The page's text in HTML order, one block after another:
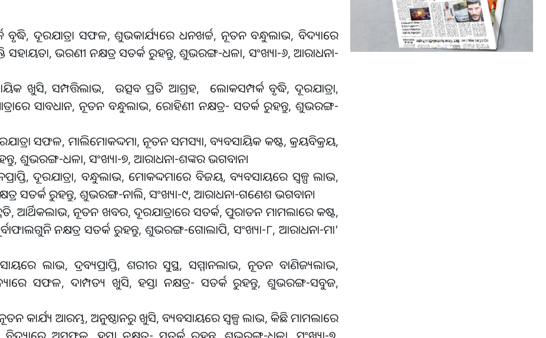
ଦୂରଯାତ୍ରା ସଫଳ, ଶୁଭକାର୍ଯ୍ୟରେ ଧନଖର୍ଚ୍ଚ, ନୂତନ ବନ୍ଧୁଲାଭ, ବିଦ୍ୟାରେ
ଭରଣୀ ନକ୍ଷତ୍ର ସତର୍କ ରୁହନ୍ତୁ, ଶୁଭରଙ୍ଗ-ଧଳା, ସଂଖ୍ୟା-୬, ଆରାଧନା-
ଖୁସି, ସମ୍ପତ୍ତିଲାଭ, ଉତ୍ସବ ପ୍ରତି ଆଗ୍ରହ, ଲୋକସମ୍ପର୍କ ବୃଦ୍ଧି, ଦୂରଯାତ୍ରା,
ସାବଧାନ, ନୂତନ ବନ୍ଧୁଲାଭ, ରୋହିଣୀ ନକ୍ଷତ୍ର- ସତର୍କ ରୁହନ୍ତୁ, ଶୁଭରଙ୍ଗ-
ସଫଳ, ମାଲିମୋକଦ୍ଦମା, ନୂତନ ସମସ୍ୟା, ବ୍ୟବସାୟିକ କଷ୍ଟ, କ୍ରୟବିକ୍ରୟ,
ଶୁଭରଙ୍ଗ-ଧଳା, ସଂଖ୍ୟା-୭, ଆରାଧନା-ଶଙ୍କର ଭଗବାନ।
ଦୂରଯାତ୍ରା, ବନ୍ଧୁଲାଭ, ମୋକଦ୍ଦମାରେ ବିଜୟ, ବ୍ୟବସାୟରେ ସ୍ବଳ୍ପ ଲାଭ,
ସତର୍କ ରୁହନ୍ତୁ, ଶୁଭରଙ୍ଗ-ନାଲି, ସଂଖ୍ୟା-୯, ଆରାଧନା-ଗଣେଶ ଭଗବାନ।
ଆର୍ଥିକଲାଭ, ନୂତନ ଖବର, ଦୂରଯାତ୍ରାରେ ସତର୍କ, ପୁରାତନ ମାମଲାରେ କଷ୍ଟ,
ନକ୍ଷତ୍ର ସତର୍କ ରୁହନ୍ତୁ, ଶୁଭରଙ୍ଗ-ଗୋଲାପି, ସଂଖ୍ୟା-୮, ଆରାଧନା-ମା’
ଲାଭ, ଦ୍ରବ୍ୟପ୍ରାପ୍ତି, ଶରୀର ସୁସ୍ଥ, ସମ୍ମାନଲାଭ, ନୂତନ ବାଣିଜ୍ୟଲାଭ,
ସଫଳ, ଦାମ୍ପତ୍ୟ ଖୁସି, ହସ୍ତା ନକ୍ଷତ୍ର- ସତର୍କ ରୁହନ୍ତୁ, ଶୁଭରଙ୍ଗ-ସବୁଜ,
ନୂତନ କାର୍ଯ୍ୟ ଆରମ୍ଭ, ଅନୁଷ୍ଠାନରୁ ଖୁସି, ବ୍ୟବସାୟରେ ସ୍ବଳ୍ପ ଲାଭ, କିଛି ମାମଲାରେ